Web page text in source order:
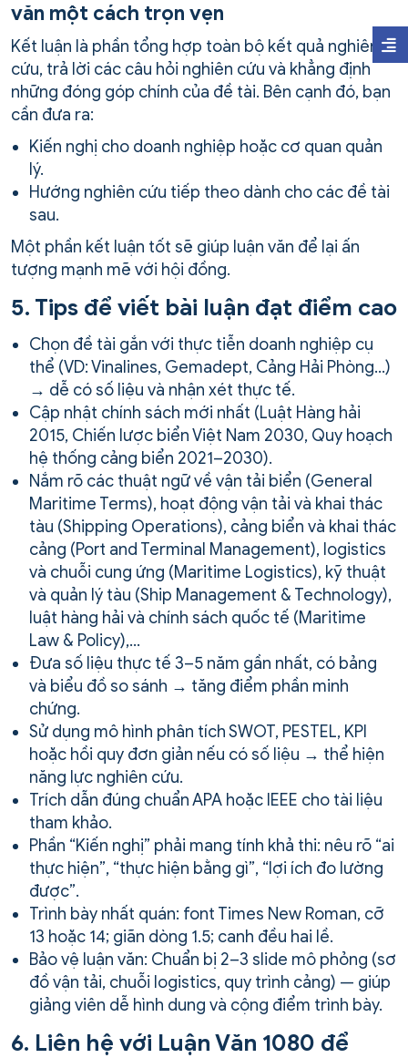
văn một cách trọn vẹn
Kết luận là phần tổng hợp toàn bộ kết quả nghiên
cứu, trả lời các câu hỏi nghiên cứu và khẳng định
những đóng góp chính của đề tài. Bên cạnh đó, bạn
cần đưa ra:
Kiến nghị cho doanh nghiệp hoặc cơ quan quản
lý.
Hướng nghiên cứu tiếp theo dành cho các đề tài
sau.
Một phần kết luận tốt sẽ giúp luận văn để lại ấn
tượng mạnh mẽ với hội đồng.
5. Tips để viết bài luận đạt điểm cao
Chọn đề tài gắn với thực tiễn doanh nghiệp cụ
thể (VD: Vinalines, Gemadept, Cảng Hải Phòng…)
→ dễ có số liệu và nhận xét thực tế.
Cập nhật chính sách mới nhất (Luật Hàng hải
2015, Chiến lược biển Việt Nam 2030, Quy hoạch
hệ thống cảng biển 2021–2030).
Nắm rõ các thuật ngữ về vận tải biển (General
Maritime Terms), hoạt động vận tải và khai thác
tàu (Shipping Operations), cảng biển và khai thác
cảng (Port and Terminal Management), logistics
và chuỗi cung ứng (Maritime Logistics), kỹ thuật
và quản lý tàu (Ship Management & Technology),
luật hàng hải và chính sách quốc tế (Maritime
Law & Policy),…
Đưa số liệu thực tế 3–5 năm gần nhất, có bảng
và biểu đồ so sánh → tăng điểm phần minh
chứng.
Sử dụng mô hình phân tích SWOT, PESTEL, KPI
hoặc hồi quy đơn giản nếu có số liệu → thể hiện
năng lực nghiên cứu.
Trích dẫn đúng chuẩn APA hoặc IEEE cho tài liệu
tham khảo.
Phần “Kiến nghị” phải mang tính khả thi: nêu rõ “ai
thực hiện”, “thực hiện bằng gì”, “lợi ích đo lường
được”.
Trình bày nhất quán: font Times New Roman, cỡ
13 hoặc 14; giãn dòng 1.5; canh đều hai lề.
Bảo vệ luận văn: Chuẩn bị 2–3 slide mô phỏng (sơ
đồ vận tải, chuỗi logistics, quy trình cảng) — giúp
giảng viên dễ hình dung và cộng điểm trình bày.
6. Liên hệ với Luận Văn 1080 để